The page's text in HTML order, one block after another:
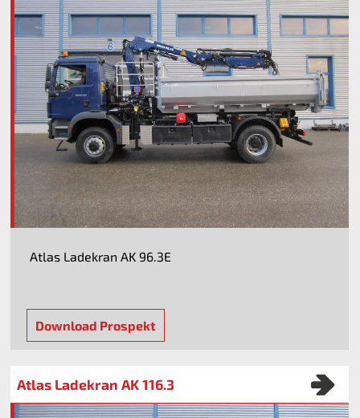
Atlas Ladekran AK 96.3E
Download Prospekt
Atlas Ladekran AK 116.3